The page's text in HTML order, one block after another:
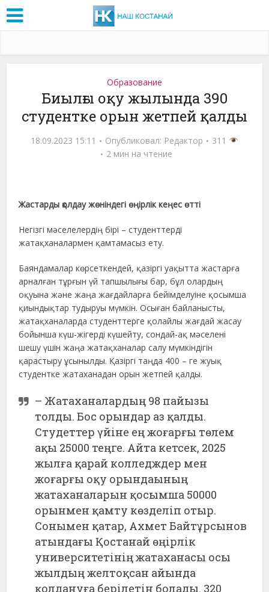
Образование
Биылғы оқу жылында 390
студентке орын жетпей қалды
18.09.2023 15:11 Опубликовал: Редактор
311
2 мин на чтение
Жастарды қолдау жөніндегі өңірлік кеңес өтті
Негізгі мәселелердің бірі – студенттерді
жатақханалармен қамтамасыз ету.
Баяндамалар көрсеткендей, қазіргі уақытта жастарға
арналған тұрғын үй тапшылығы бар, бұл олардың
оқуына және жаңа жағдайларға бейімделуіне қосымша
қиындықтар тудыруы мүмкін. Осыған байланысты,
жатақханаларда студенттерге қолайлы жағдай жасау
бойынша күш-жігерді күшейту, сондай-ақ мәселені
шешу үшін жаңа жатақханалар салу мүмкіндігін
қарастыру ұсынылды. Қазіргі таңда 400 – ге жуық
студентке жатаханадан орын жетпей қалды.
– Жатаханалардың 98 пайызы
толды. Бос орындар аз қалды.
Студеттер үйіне ең жоғарғы төлем
ақы 25000 теңге. Айта кетсек, 2025
жылға қарай колледждер мен
жоғарғы оқу орындаының
жатаханаларын қосымша 50000
орынмен қамту көзделіп отыр.
Сонымен қатар, Ахмет Байтұрсынов
атындағы Қостанай өңірлік
университетінің жатаханасы осы
жылдың желтоқсан айында
қолдануға берілетін болады. 320